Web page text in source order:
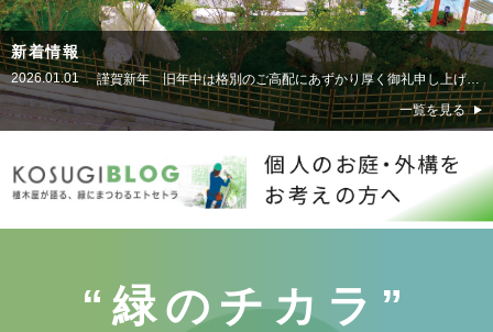
新着情報
2025.12.28
本年も格別のご愛顧を賜り、厚く御礼申し上げます。来る年の皆様のご健勝とご多幸をお祈り申し上げます。
一覧を見る
“緑のチカラ”